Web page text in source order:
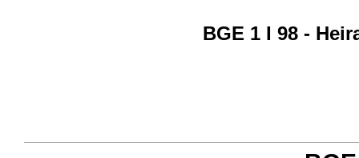
BGE 1 I 98 -